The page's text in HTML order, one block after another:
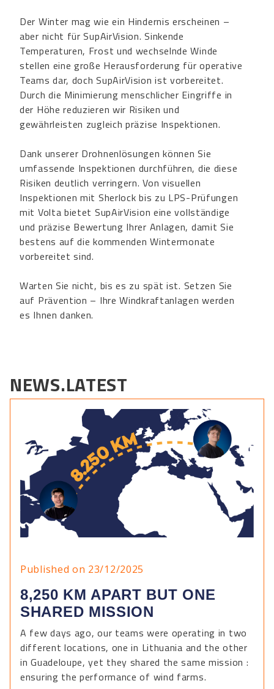
Der Winter mag wie ein Hindernis erscheinen –
aber nicht für SupAirVision. Sinkende
Temperaturen, Frost und wechselnde Winde
stellen eine große Herausforderung für operative
Teams dar, doch SupAirVision ist vorbereitet.
Durch die Minimierung menschlicher Eingriffe in
der Höhe reduzieren wir Risiken und
gewährleisten zugleich präzise Inspektionen.
Dank unserer Drohnenlösungen können Sie
umfassende Inspektionen durchführen, die diese
Risiken deutlich verringern. Von visuellen
Inspektionen mit Sherlock bis zu LPS-Prüfungen
mit Volta bietet SupAirVision eine vollständige
und präzise Bewertung Ihrer Anlagen, damit Sie
bestens auf die kommenden Wintermonate
vorbereitet sind.
Warten Sie nicht, bis es zu spät ist. Setzen Sie
auf Prävention – Ihre Windkraftanlagen werden
es Ihnen danken.
NEWS.LATEST
Published on 23/12/2025
8,250 KM APART BUT ONE
SHARED MISSION
A few days ago, our teams were operating in two
different locations, one in Lithuania and the other
in Guadeloupe, yet they shared the same mission :
ensuring the performance of wind farms.